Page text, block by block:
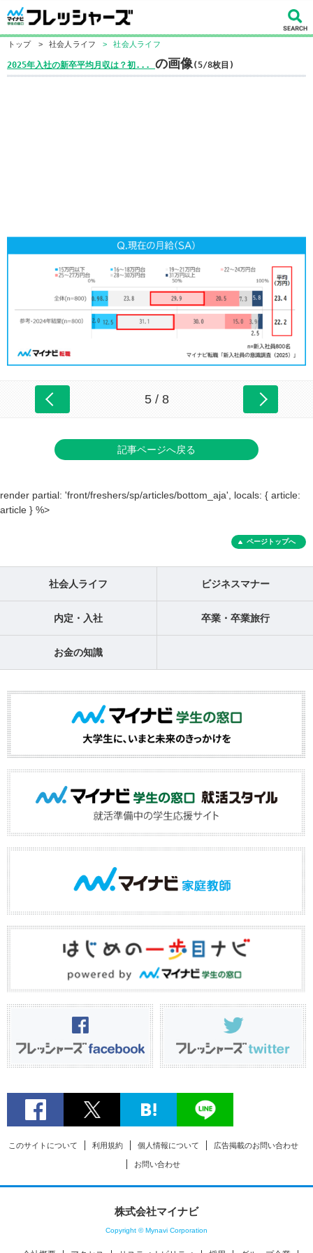
トップ > 社会人ライフ > 社会人ライフ
2025年入社の新卒平均月収は？初... の画像(5/8枚目)
5 / 8
記事ページへ戻る
render partial: 'front/freshers/sp/articles/bottom_aja', locals: { article:
article } %>
ページトップへ
社会人ライフ ビジネスマナー
内定・入社 卒業・卒業旅行
お金の知識
このサイトについて 利用規約 個人情報について 広告掲載のお問い合わせ
お問い合わせ
株式会社マイナビ
Copyright © Mynavi Corporation